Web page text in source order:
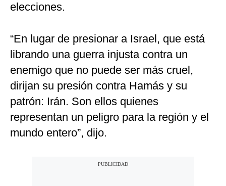
elecciones.
“En lugar de presionar a Israel, que está
librando una guerra injusta contra un
enemigo que no puede ser más cruel,
dirijan su presión contra Hamás y su
patrón: Irán. Son ellos quienes
representan un peligro para la región y el
mundo entero”, dijo.